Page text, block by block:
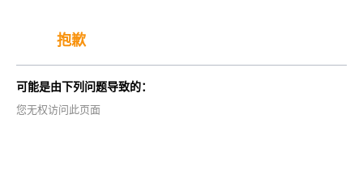
抱歉
可能是由下列问题导致的：
您无权访问此页面